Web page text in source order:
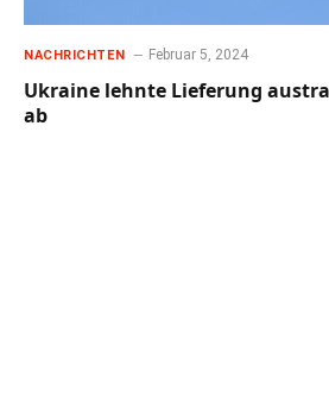
NACHRICHTEN Februar 5, 2024
Ukraine lehnte Lieferung
ab